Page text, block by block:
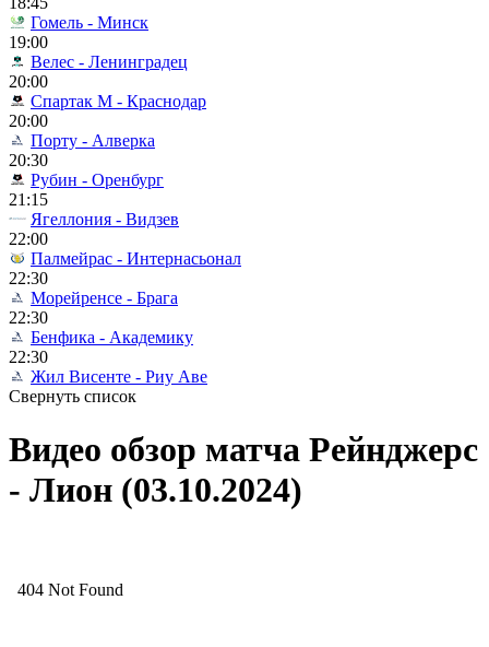
Гомель - Минск
19:00
Велес - Ленинградец
20:00
Спартак М - Краснодар
20:00
Порту - Алверка
20:30
Рубин - Оренбург
21:15
Ягеллония - Видзев
22:00
Палмейрас - Интернасьонал
22:30
Морейренсе - Брага
22:30
Бенфика - Академику
22:30
Жил Висенте - Риу Аве
Свернуть список
Видео обзор матча Рейнджерс
- Лион (03.10.2024)